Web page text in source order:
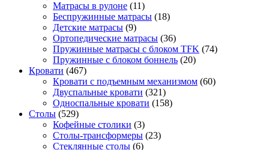
Матрасы в рулоне (11)
Беспружинные матрасы (18)
Детские матрасы (9)
Ортопедические матрасы (36)
Пружинные матрасы с блоком TFK (74)
Пружинные с блоком боннель (20)
Кровати (467)
Кровати с подъемным механизмом (60)
Двуспальные кровати (321)
Односпальные кровати (158)
Столы (529)
Кофейные столики (3)
Столы-трансформеры (23)
Стеклянные столы (6)